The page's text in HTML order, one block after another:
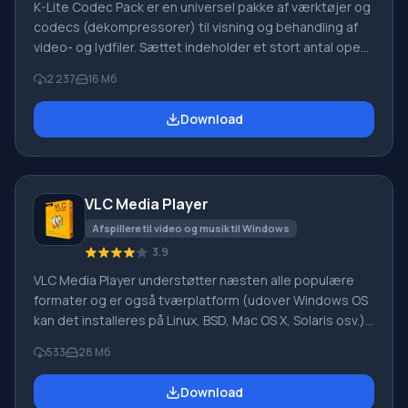
K-Lite Codec Pack er en universel pakke af værktøjer og
codecs (dekompressorer) til visning og behandling af
video- og lydfiler. Sættet indeholder et stort antal open
versioner: Standard, Basic, Full, 64-bit, Mega og
Corporate, som adskiller sig i sammensætning. 64-bit
versionen har codecs til 64-bit systemer. For et 64-bit
2 237 16 Мб
Download
VLC Media Player
Afspillere til video og musik til Windows
3.9
VLC Media Player understøtter næsten alle populære
formater og er også tværplatform (udover Windows OS
kan det installeres på Linux, BSD, Mac OS X, Solaris osv.).
programmets muligheder. Så anbefaler jeg at begynde
at vælge de ønskede indstillinger direkte under
installationsprocessen. Allerede på dette trin kan du
533 28 Мб
Download